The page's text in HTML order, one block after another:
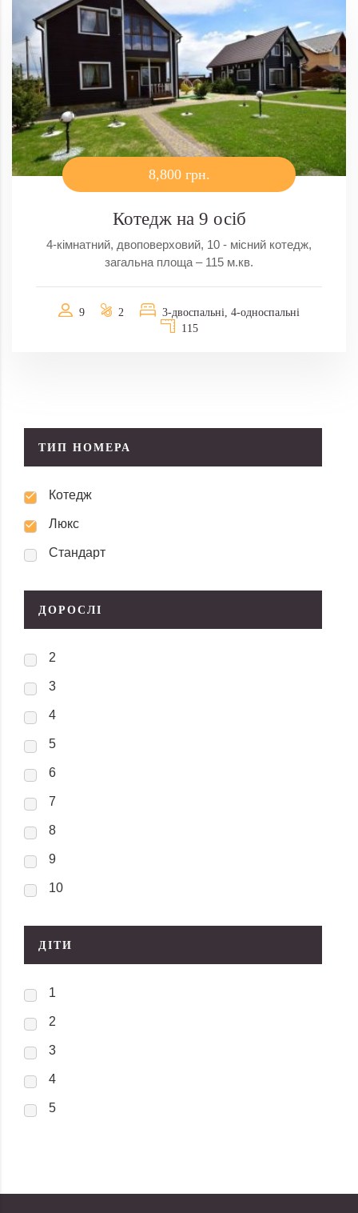
8,800 грн.
Котедж на 9 осіб
4-кімнатний, двоповерховий, 10 - місний котедж,
загальна площа – 115 м.кв.
9 2
3-двоспальні, 4-односпальні
115
ТИП НОМЕРА
Котедж
Люкс
Стандарт
ДОРОСЛІ
2
3
4
5
6
7
8
9
10
ДІТИ
1
2
3
4
5